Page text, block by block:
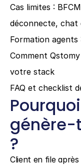
Cas limites :
déconnecte, chat
Formation agents
Comment
votre stack
FAQ et checklist
génère-
?
Client en file